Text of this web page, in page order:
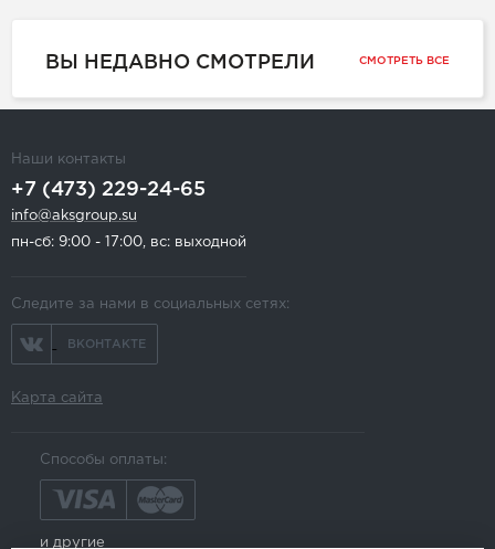
ВЫ НЕДАВНО СМОТРЕЛИ СМОТРЕТЬ ВСЕ
Наши контакты
+7 (473) 229-24-65
info@aksgroup.su
пн-сб: 9:00 - 17:00, вс: выходной
Следите за нами в социальных сетях:
ВКОНТАКТЕ
Карта сайта
Способы оплаты:
и другие